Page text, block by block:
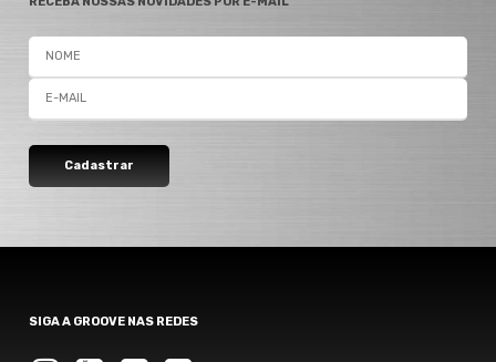
SIGA A GROOVE NAS REDES